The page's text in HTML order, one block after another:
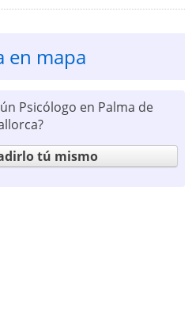
en mapa
Psicólogo en Palma de
tú mismo